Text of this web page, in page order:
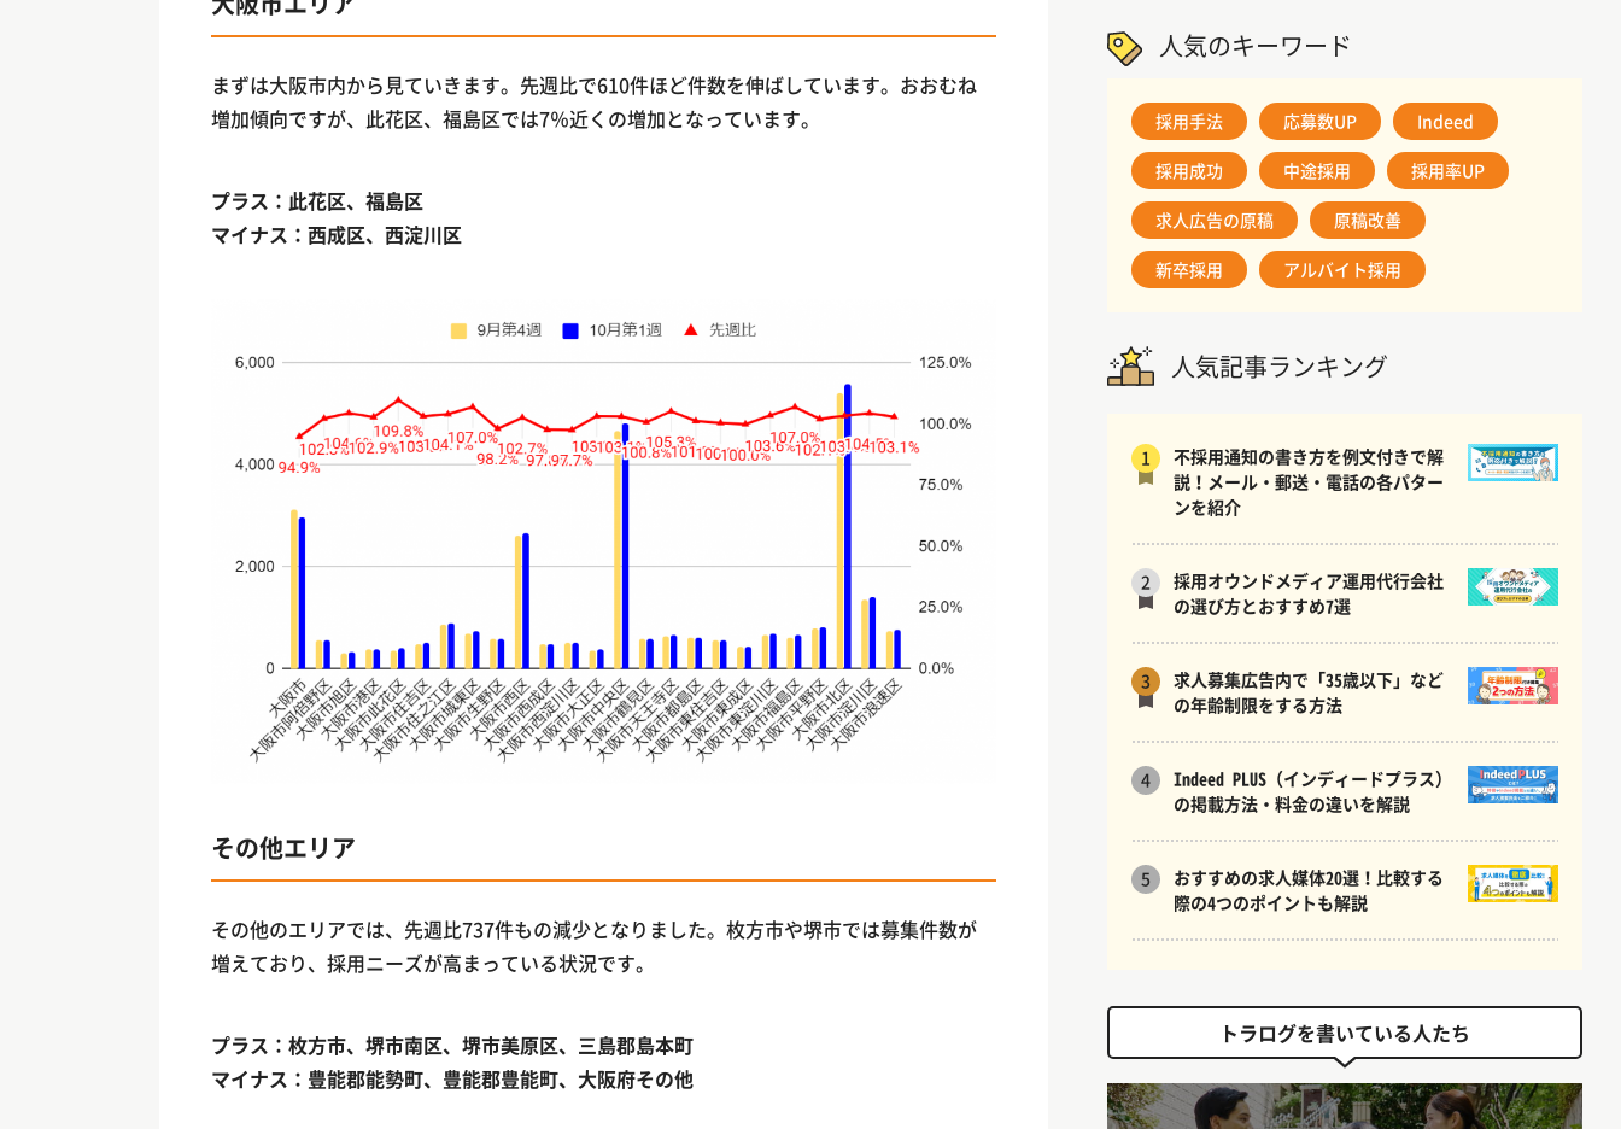
まずは大阪市内から見ていきます。先週比で610件ほど件数を伸ばしています。おおむね
増加傾向ですが、此花区、福島区では7％近くの増加となっています。
プラス：此花区、福島区
マイナス：西成区、西淀川区
その他エリア
その他のエリアでは、先週比737件もの減少となりました。枚方市や堺市では募集件数が
増えており、採用ニーズが高まっている状況です。
プラス：枚方市、堺市南区、堺市美原区、三島郡島本町
マイナス：豊能郡能勢町、豊能郡豊能町、大阪府その他
人気のキーワード
採用手法 応募数UP Indeed
採用成功 中途採用 採用率UP
求人広告の原稿 原稿改善
新卒採用 アルバイト採用
人気記事ランキング
1
不採用通知の書き方を例文付きで解
説！メール・郵送・電話の各パター
ンを紹介
2
採用オウンドメディア運用代行会社
の選び方とおすすめ7選
3
求人募集広告内で「35歳以下」など
の年齢制限をする方法
4
Indeed PLUS（インディードプラス）
の掲載方法・料金の違いを解説
5
おすすめの求人媒体20選！比較する
際の4つのポイントも解説
トラログを書いている人たち